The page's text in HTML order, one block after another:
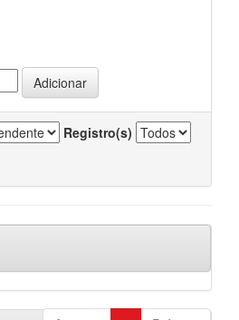
Registro(s)